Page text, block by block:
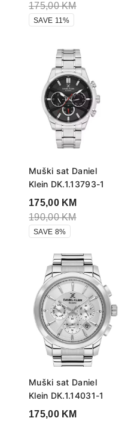
175,00KM
SAVE 11%
Muški sat Daniel
Klein DK.1.13793-1
175,00 KM
190,00KM
SAVE 8%
Muški sat Daniel
Klein DK.1.14031-1
175,00 KM